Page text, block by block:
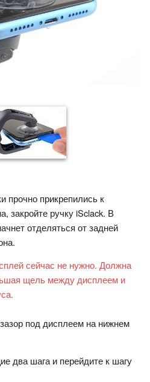
прочно прикрепились к
закройте ручку iSclack. В
отделяться от задней
сейчас не нужно. Должна
щель между дисплеем и
под дисплеем на нижнем
два шага и перейдите к шагу